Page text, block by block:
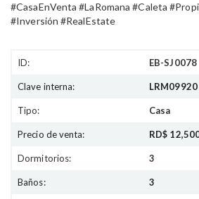
#CasaEnVenta #LaRomana #Caleta
#Inversión #RealEstate
ID: EB-SJ0078
Clave interna: LRM09920
Tipo: Casa
Precio de venta: RD$
Dormitorios: 3
Baños: 3